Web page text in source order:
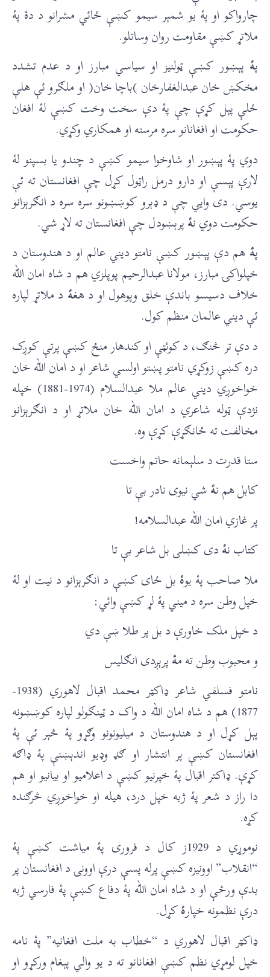
چارواکو او پۀ یو شمېر سیمو کښې ځائي مشرانو د دۀ پۀ
ملاتړ کښې مقاومت روان وساتلو.
پۀپېښور کښې ټولنيز او سیاسي مبارز او د عدم تشدد
مخکښ خان عبدالغفارخان )باچا خان( او ملګرو ئې هلې
ځلې پېل کړې چې پۀ دې سخت وخت کښې لۀ افغان
حکومت او افغانانو سره مرسته او همکاري وکړي.
دوي پۀ پېښور او شاوخوا سیمو کښې د چندو یا بسپنو لۀ
لارې پېسې او دارو درمل راټول کړل چې افغانستان ته ئې
یوسي. دی وايي چې د ډېرو کوښښونو سره سره د انګرېزانو
حکومت دوي نۀپرېښودل چې افغانستان ته لاړ شي.
پۀهم دې پېښور کښې نامتو دیني عالم او د هندوستان د
خپلواکۍ مبارز، مولانا عبدالرحیم پوپلزي هم د شاه امان الله
خلاف دسیسو باندې خلق وپوهول او د هغۀد ملاتړ لپاره
ئې دیني عالمان منظم کول.
د دې تر څنګ، د کوئټې او کندهار منځ کښې پرتې کوږک
دره کښې زوکړي نامتو پښتو اولسي شاعر او د امان الله خان
خواخوږي ديني عالم ملا عبدالسلام (1974-1881) خپله
نژدې ټوله شاعري د امان الله خان ملاتړ او د انګرېزانو
مخالفت ته ځانګړې کړې وه.
ستا قدرت د سلېمانه حاتم واخست
کابل هم نۀشي نيوی نادر بې تا
پر غازي امان الله عبدالسلامه!
کتاب نۀدی کښلی بل شاعر بې تا
ملا صاحب پۀ يوۀبل ځای کښې د انګرېزانو د نيت او لۀ
خپل وطن سره د ميني پۀ لړ کښې وائي:
د خپل ملک خاورې د بل پر طلا ښې دي
و محبوب وطن ته مۀپرېږدی انګليس
نامتو فسلفي شاعر ډاکټر محمد اقبال لاهوري (1938-
1877) هم د شاه امان الله د واک د ټينګولو لپاره کوښښونه
پېل کړل او د هندوستان د میلیونونو وګړو پۀ څېر ئې پۀ
افغانستان کښې پر انتشار او ګډ وډیو اندېښنې پۀ ډاګه
کړې. ډاکتر اقبال پۀ خپرنیو کښې د اعلامیو او بیانيو او هم
دا راز د شعر پۀ ژبه خپل درد، هیله او خواخوږي څرګنده
کړه.
نوموړي د 1929ز کال د فرورۍ پۀ میاشت کښې پۀ
“انقلاب” اوونيزه کښې پرله پسې درې اوونۍ د افغانستان پر
بدې ورځې او د شاه امان الله پۀ دفاع کښې پۀ فارسي ژبه
درې نظمونه خپارۀکړل.
ډاکټر اقبال لاهوري د “خطاب به ملت افغانیه” پۀ نامه
خپل لومړي نظم کښې افغانانو ته د یو والي پېغام ورکړو او